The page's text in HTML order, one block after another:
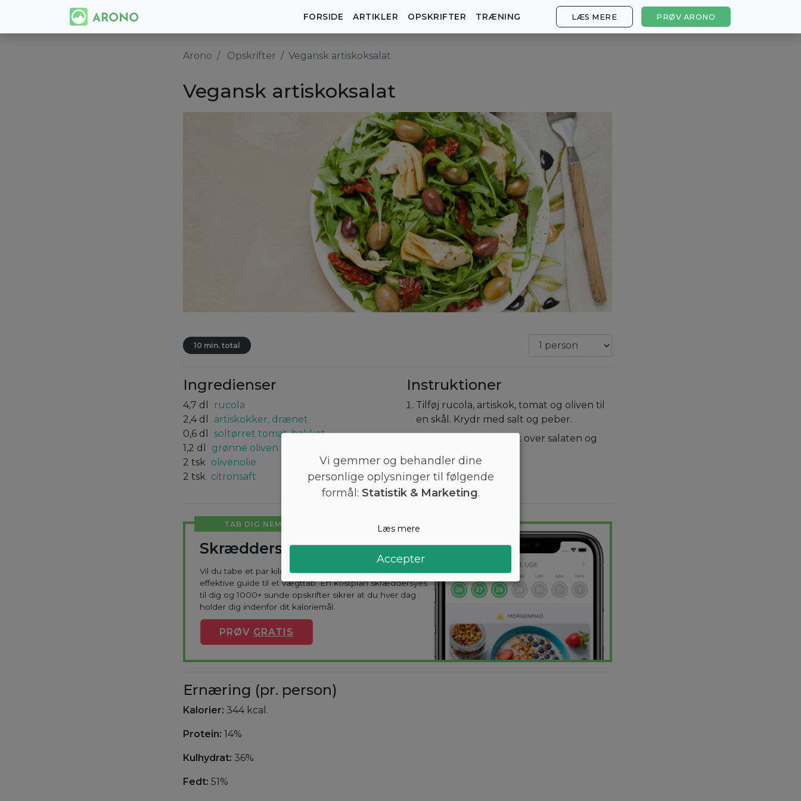
FORSIDE ARTIKLER OPSKRIFTER TRÆNING LÆS MERE PRØV ARONO
Arono Opskrifter Vegansk artiskoksalat
Vegansk artiskoksalat
10 min. total
Ingredienser
4,7 dl
rucola
2,4 dl
artiskokker, drænet
0,6 dl
soltørret tomat, hakket
1,2 dl
grønne oliven
2 tsk olivenolie
2 tsk citronsaft
Instruktioner
Tilføj rucola, artiskok, tomat og oliven til
en skål. Krydr med salt og peber.
Dryp olie og citronsaft over salaten og
TAB DIG NEMT
Skræddersyet kostplan
Vil du tabe et par kilo? Med Arono får du den mest
effektive guide til et vægttab. En kostplan skræddersyes
til dig og 1000+ sunde opskrifter sikrer at du hver dag
holder dig indenfor dit kaloriemål.
PRØV GRATIS
Ernæring (pr. person)
Kalorier: 344 kcal.
Protein: 14%
Kulhydrat: 36%
Fedt: 51%
Vi gemmer og behandler dine
personlige oplysninger til følgende
formål: Statistik & Marketing.
Læs mere
Accepter